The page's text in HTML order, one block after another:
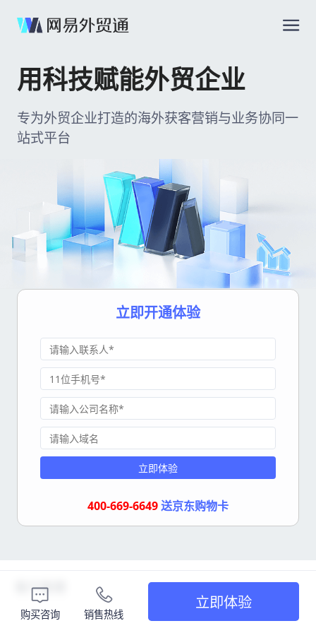
用科技赋能外贸企业
专为外贸企业打造的海外获客营销与业务协同一
站式平台
立即开通体验
立即体验
400-669-6649送京东购物卡
客户管理
购买咨询 销售热线
立即体验